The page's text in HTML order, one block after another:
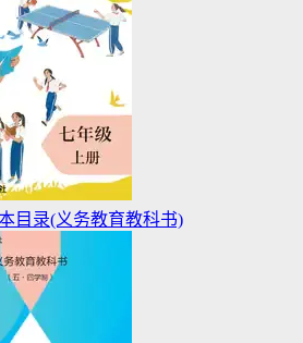
目录(义务教育教科书)